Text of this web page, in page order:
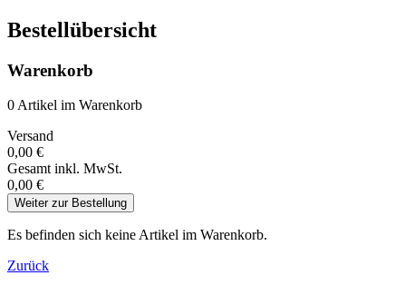
Bestellübersicht
Warenkorb
0 Artikel im Warenkorb
Versand
0,00 €
Gesamt inkl. MwSt.
0,00 €
Weiter zur Bestellung
Es befinden sich keine Artikel im Warenkorb.
Zurück